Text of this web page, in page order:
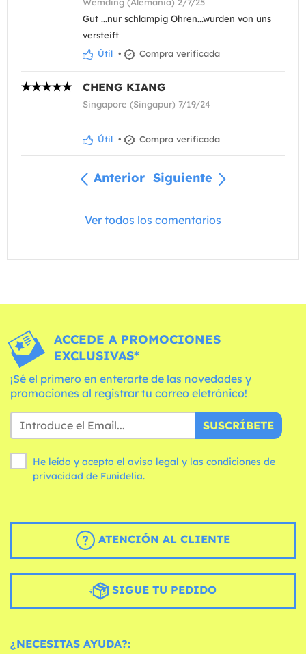
Gut ...nur schlampig Ohren...wurden von uns
versteift
Útil • Compra verificada
CHENG KIANG
Singapore (Singapur) 7/19/24
Útil • Compra verificada
Anterior Siguiente
Ver todos los comentarios
ACCEDE A PROMOCIONES
EXCLUSIVAS*
¡Sé el primero en enterarte de las novedades y
promociones al registrar tu correo eletrónico!
SUSCRÍBETE
He leído y acepto el aviso legal y las condiciones
privacidad de Funidelia.
ATENCIÓN AL CLIENTE
SIGUE TU PEDIDO
¿NECESITAS AYUDA?: